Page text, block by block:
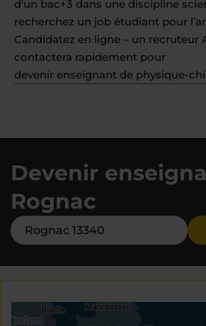
d'un bac+3 dans une discipline
recherchez un job étudiant pour
Candidatez en ligne – un recruteur
contactera rapidement pour
devenir enseignant de physique-
Devenir
Rognac